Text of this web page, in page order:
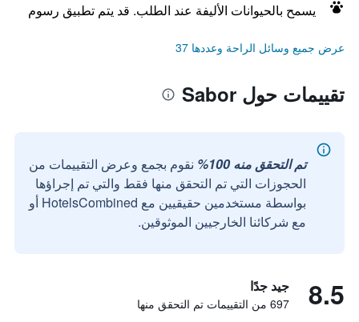
يسمح بالحيوانات الأليفة عند الطلب. قد يتم تطبيق رسوم
عرض جميع وسائل الراحة وعددها 37
تقييمات حول Sabor
تم التحقق منه 100%
نقوم بجمع وعرض التقييمات من
الحجوزات التي تم التحقق منها فقط والتي تم إجراؤها
بواسطة مستخدمين حقيقيين مع HotelsCombined أو
مع شركائنا الخارجيين الموثوقين.
8.5 جيد جدًا
697 من التقييمات تم التحقق منها